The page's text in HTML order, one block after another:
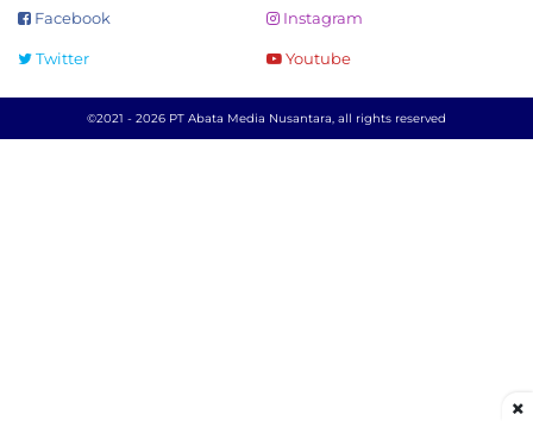
Facebook Instagram
Twitter Youtube
©2021 - 2026 PT Abata Media Nusantara, all rights reserved
×